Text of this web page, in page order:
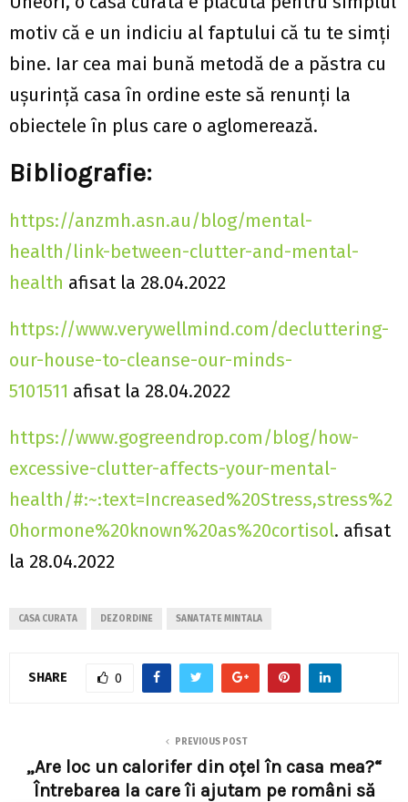
motiv că e un indiciu al faptului că tu te simți
bine. Iar cea mai bună metodă de a păstra cu
ușurință casa în ordine este să renunți la
obiectele în plus care o aglomerează.
Bibliografie:
https://anzmh.asn.au/blog/mental-
health/link-between-clutter-and-mental-
health afisat la 28.04.2022
https://www.verywellmind.com/decluttering-
our-house-to-cleanse-our-minds-
5101511 afisat la 28.04.2022
https://www.gogreendrop.com/blog/how-
excessive-clutter-affects-your-mental-
health/#:~:text=Increased%20Stress,stress%2
0hormone%20known%20as%20cortisol. afisat
la 28.04.2022
CASA CURATA DEZORDINE SANATATE MINTALA
SHARE 0
PREVIOUS POST
„Are loc un calorifer din oțel în casa mea?“
Întrebarea la care îi ajutam pe români să